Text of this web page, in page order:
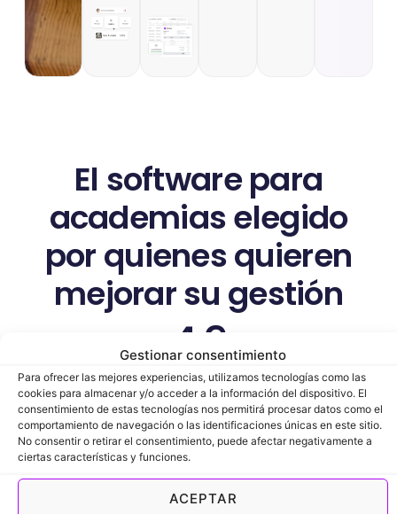
Gestionar consentimiento
Para ofrecer las mejores experiencias, utilizamos tecnologías como las
cookies para almacenar y/o acceder a la información del dispositivo. El
consentimiento de estas tecnologías nos permitirá procesar datos como el
comportamiento de navegación o las identificaciones únicas en este sitio.
No consentir o retirar el consentimiento, puede afectar negativamente a
ciertas características y funciones.
ACEPTAR
El software para
academias elegido
por quienes quieren
mejorar su gestión
4.9
en Google Reviews